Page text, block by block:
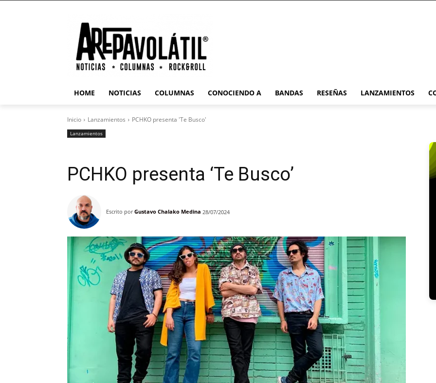
HOME NOTICIAS COLUMNAS CONOCIENDO A BANDAS RESEÑAS LANZAMIENTOS
Inicio Lanzamientos PCHKO presenta 'Te Busco'
Lanzamientos
PCHKO presenta ‘Te Busco’
Escrito por Gustavo Chalako Medina 28/07/2024